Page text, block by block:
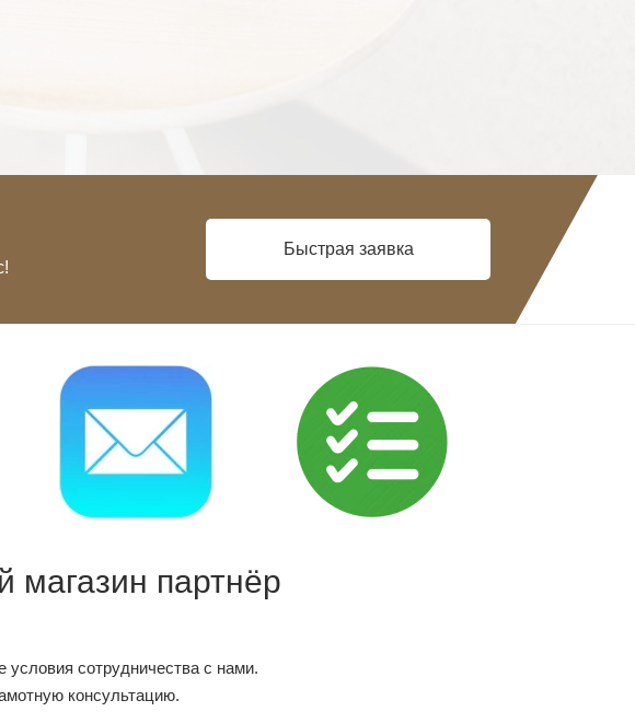
Быстрая заявка
партнёр
сотрудничества с нами.
консультацию.